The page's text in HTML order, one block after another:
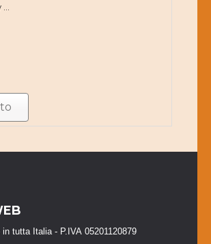
tutta Italia - P.IVA 05201120879